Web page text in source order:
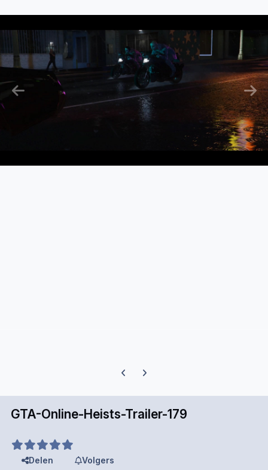
Previous carousel slide
Next carousel slide
GTA-Online-Heists-Trailer-179
Delen
Volgers